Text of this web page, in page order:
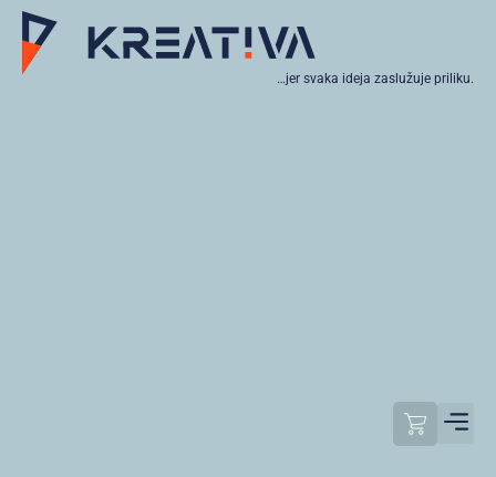
…jer svaka ideja zaslužuje priliku.